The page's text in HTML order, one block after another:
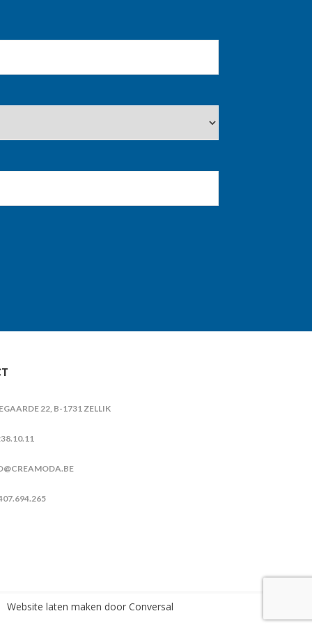
22, B-1731 ZELLIK
Website laten maken door Conversal